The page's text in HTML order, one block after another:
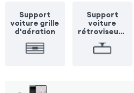
Support
voiture grille
d'aération
Support
voiture
rétroviseur /